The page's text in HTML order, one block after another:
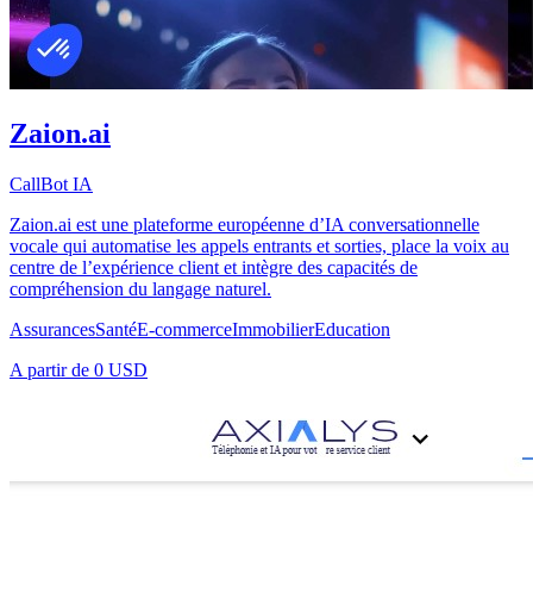
Zaion.ai
CallBot IA
Zaion.ai est une plateforme européenne d’IA conversationnelle
vocale qui automatise les appels entrants et sorties, place la voix au
centre de l’expérience client et intègre des capacités de
compréhension du langage naturel.
AssurancesSantéE-commerceImmobilierEducation
A partir de 0 USD